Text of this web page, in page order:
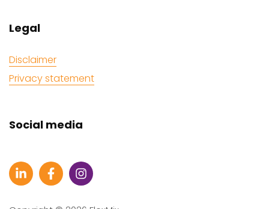
Legal
Disclaimer
Privacy statement
Social media